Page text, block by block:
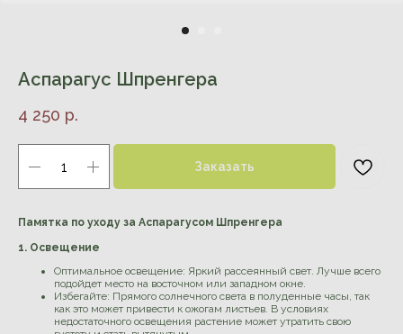
Аспарагус Шпренгера
4 250 р.
Заказать
Памятка по уходу за Аспарагусом Шпренгера
1. Освещение
Оптимальное освещение: Яркий рассеянный свет. Лучше всего
подойдет место на восточном или западном окне.
Избегайте: Прямого солнечного света в полуденные часы, так
как это может привести к ожогам листьев. В условиях
недостаточного освещения растение может утратить свою